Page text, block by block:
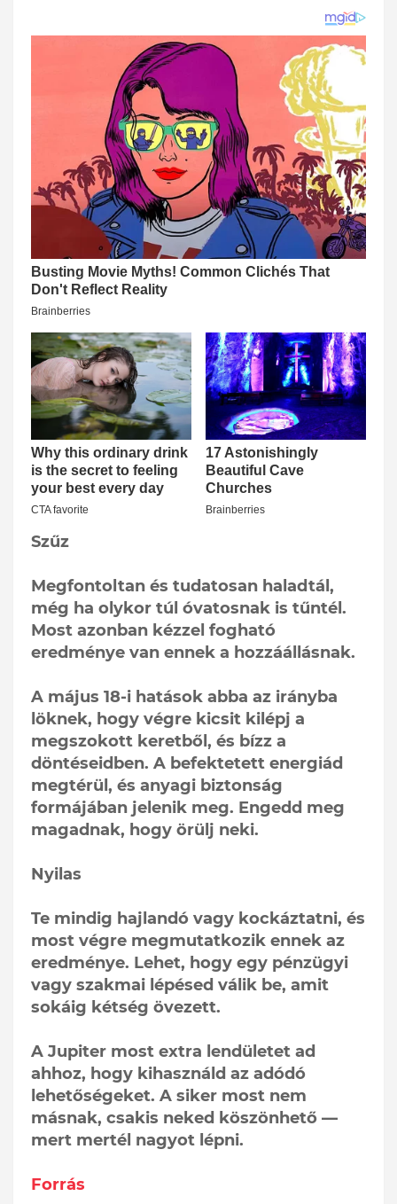
Szűz
Megfontoltan és tudatosan haladtál,
még ha olykor túl óvatosnak is tűntél.
Most azonban kézzel fogható
eredménye van ennek a hozzáállásnak.
A május 18-i hatások abba az irányba
löknek, hogy végre kicsit kilépj a
megszokott keretből, és bízz a
döntéseidben. A befektetett energiád
megtérül, és anyagi biztonság
formájában jelenik meg. Engedd meg
magadnak, hogy örülj neki.
Nyilas
Te mindig hajlandó vagy kockáztatni, és
most végre megmutatkozik ennek az
eredménye. Lehet, hogy egy pénzügyi
vagy szakmai lépésed válik be, amit
sokáig kétség övezett.
A Jupiter most extra lendületet ad
ahhoz, hogy kihasználd az adódó
lehetőségeket. A siker most nem
másnak, csakis neked köszönhető —
mert mertél nagyot lépni.
Forrás